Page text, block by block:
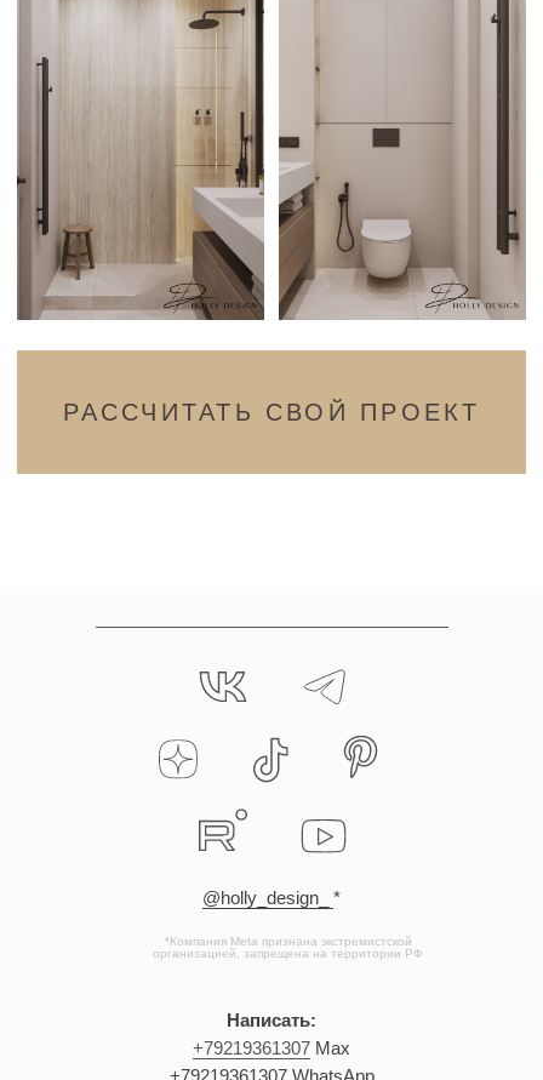
*Компания Meta признана экстремистской
организацией, запрещена на территории РФ
Написать:
+79219361307 Max
+79219361307 WhatsApp
@holly_design_ *